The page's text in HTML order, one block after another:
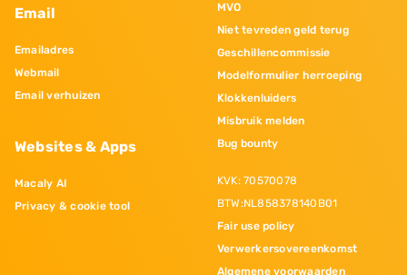
Email
Emailadres
Webmail
Email verhuizen
Websites & Apps
Macaly AI
Privacy & cookie tool
MVO
Niet tevreden geld terug
Geschillencommissie
Modelformulier herroeping
Klokkenluiders
Misbruik melden
Bug bounty
KVK: 70570078
BTW:NL858378140B01
Fair use policy
Verwerkersovereenkomst
Algemene voorwaarden